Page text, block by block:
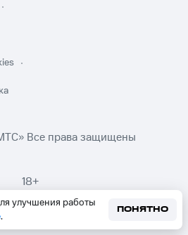
улучшения работы
.
ПОНЯТНО
Все права защищены
18+